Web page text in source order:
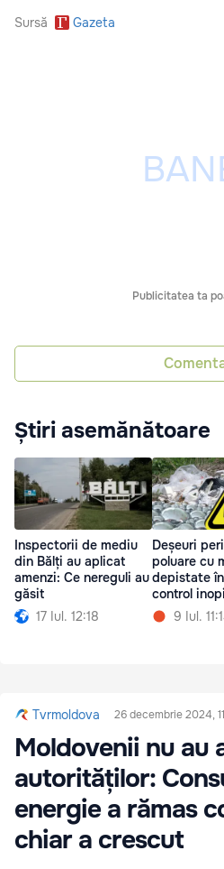
Sursă Gazeta
Publicitatea ta
Știri asemănătoare
Inspectorii de mediu
din Bălți au aplicat
amenzi: Ce nereguli au
găsit
17 Iul. 12:18
Deșeuri
poluare cu
depistate
control
9 Iul.
Tvrmoldova 26 decembrie 2024,
Moldovenii nu au
autorităților:
energie a rămas
chiar a crescut